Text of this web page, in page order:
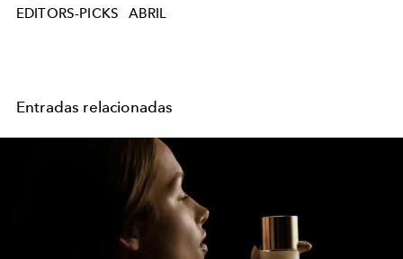
EDITORS-PICKS ABRIL
Entradas relacionadas